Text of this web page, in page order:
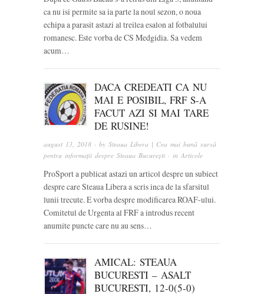
ca nu isi permite sa ia parte la noul sezon, o noua
echipa a parasit astazi al treilea esalon al fotbalului
romanesc. Este vorba de CS Medgidia. Sa vedem
acum…
DACA CREDEATI CA NU
MAI E POSIBIL, FRF S-A
FACUT AZI SI MAI TARE
DE RUSINE!
august 13, 2018 · by Steaua Libera | Cea mai bună sursă
pentru informații despre Steaua București · in Articole
ProSport a publicat astazi un articol despre un subiect
despre care Steaua Libera a scris inca de la sfarsitul
lunii trecute. E vorba despre modificarea ROAF-ului.
Comitetul de Urgenta al FRF a introdus recent
anumite puncte care nu au sens…
AMICAL: STEAUA
BUCURESTI – ASALT
BUCURESTI, 12-0(5-0)